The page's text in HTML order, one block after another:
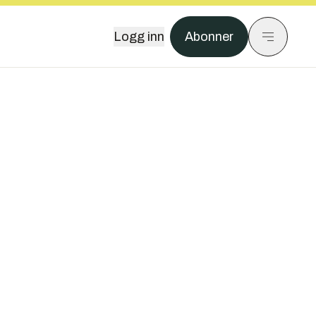
Logg inn Abonner